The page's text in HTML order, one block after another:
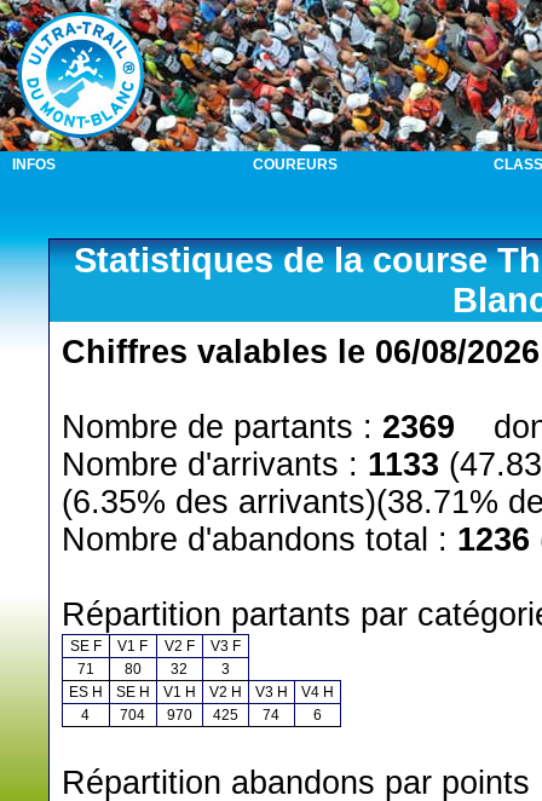
INFOS COUREURS
Statistiques de la course
Chiffres valables le 06/08/
Nombre de partants : 2369
Nombre d'arrivants : 1133
(6.35% des arrivants)(38.71%
Nombre d'abandons total : 1236
Répartition partants par
SE F V1 F V2 F
V3 F
71
80 32
3
ES H
SE H V1 H V2 H V3 H
V4 H
4
704 970 425 74 6
Répartition abandons par points